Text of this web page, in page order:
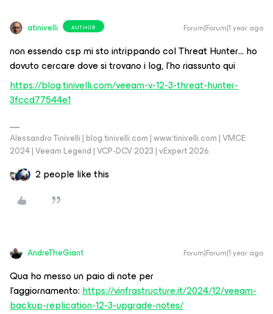
atinivelli AUTHOR Forum|Forum|1 year ago
non essendo csp mi sto intrippando col Threat Hunter… ho
dovuto cercare dove si trovano i log, l’ho riassunto qui
https://blog.tinivelli.com/veeam-v-12-3-threat-hunter-
3fccd77544e1
Alessandro Tinivelli | blog.tinivelli.com | www.tinivelli.com | VMCE
2024 | Veeam Legend | VCP-DCV 2023 | vExpert 2026
2 people like this
AndreTheGiant Forum|Forum|1 year ago
Qua ho messo un paio di note per
l’aggiornamento:https://vinfrastructure.it/2024/12/veeam-
backup-replication-12-3-upgrade-notes/